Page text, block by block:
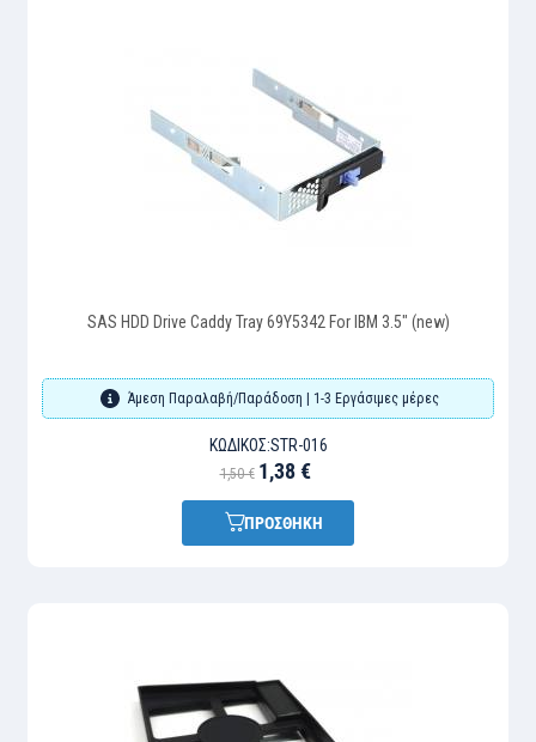
SAS HDD Drive Caddy Tray 69Y5342 For IBM 3.5" (new)
Άμεση Παραλαβή/Παράδοση | 1-3 Εργάσιμες μέρες
ΚΩΔΙΚΌΣ:STR-016
1,50 € 1,38 €
ΠΡΟΣΘΗΚΗ